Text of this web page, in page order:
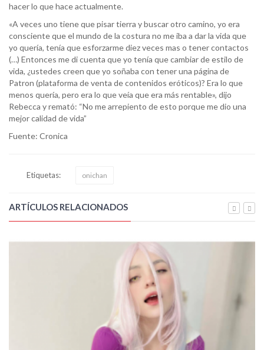
hacer lo que hace actualmente.
«A veces uno tiene que pisar tierra y buscar otro camino, yo era
consciente que el mundo de la costura no me iba a dar la vida que
yo quería, tenía que esforzarme diez veces mas o tener contactos
(…) Entonces me di cuenta que yo tenía que cambiar de estilo de
vida, ¿ustedes creen que yo soñaba con tener una página de
Patron (plataforma de venta de contenidos eróticos)? Era lo que
menos quería, pero era lo que veía que era más rentable», dijo
Rebecca y remató: “No me arrepiento de esto porque me dio una
mejor calidad de vida”
Fuente: Cronica
Etiquetas: onichan
ARTÍCULOS RELACIONADOS